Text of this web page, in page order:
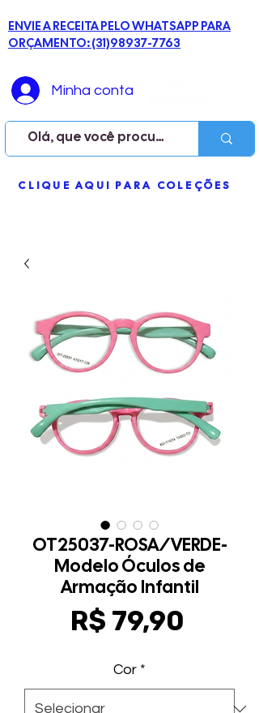
CLIQUE AQUI PARA COLEÇÕES
ME
NU
ENVIE A RECEITA PELO WHATSAPP PARA
ORÇAMENTO: (31)98937-7763
Minha conta
OT25037-ROSA/VERDE-
Modelo Óculos de
Armação Infantil
R$ 79,90
Cor *